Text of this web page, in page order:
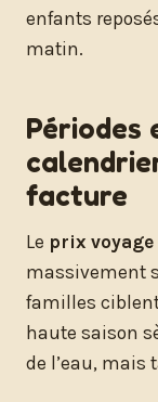
enfants
matin.
Périodes
facture
Le prix
massivement
familles
haute saison
de l’eau, mais